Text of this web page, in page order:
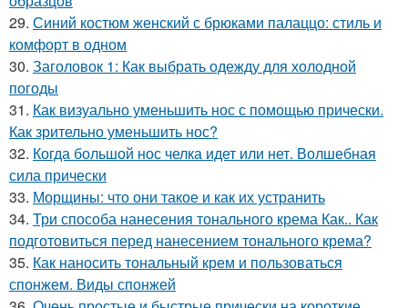
29. Синий костюм женский с брюками палаццо: стиль и
комфорт в одном
30. Заголовок 1: Как выбрать одежду для холодной
погоды
31. Как визуально уменьшить нос с помощью прически.
Как зрительно уменьшить нос?
32. Когда большой нос челка идет или нет. Волшебная
сила прически
33. Морщины: что они такое и как их устранить
34. Три способа нанесения тонального крема Как.. Как
подготовиться перед нанесением тонального крема?
35. Как наносить тональный крем и пользоваться
спонжем. Виды спонжей